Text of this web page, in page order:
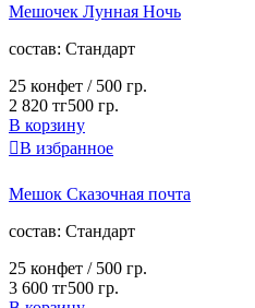
Мешочек Лунная Ночь
cостав: Стандарт
25 конфет / 500 гр.
2 820 тг500 гр.
В корзину
В избранное
Мешок Сказочная почта
cостав: Стандарт
25 конфет / 500 гр.
3 600 тг500 гр.